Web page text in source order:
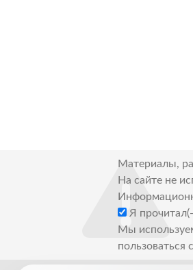
Материалы,
На сайте не
Я
Мы
пользоваться